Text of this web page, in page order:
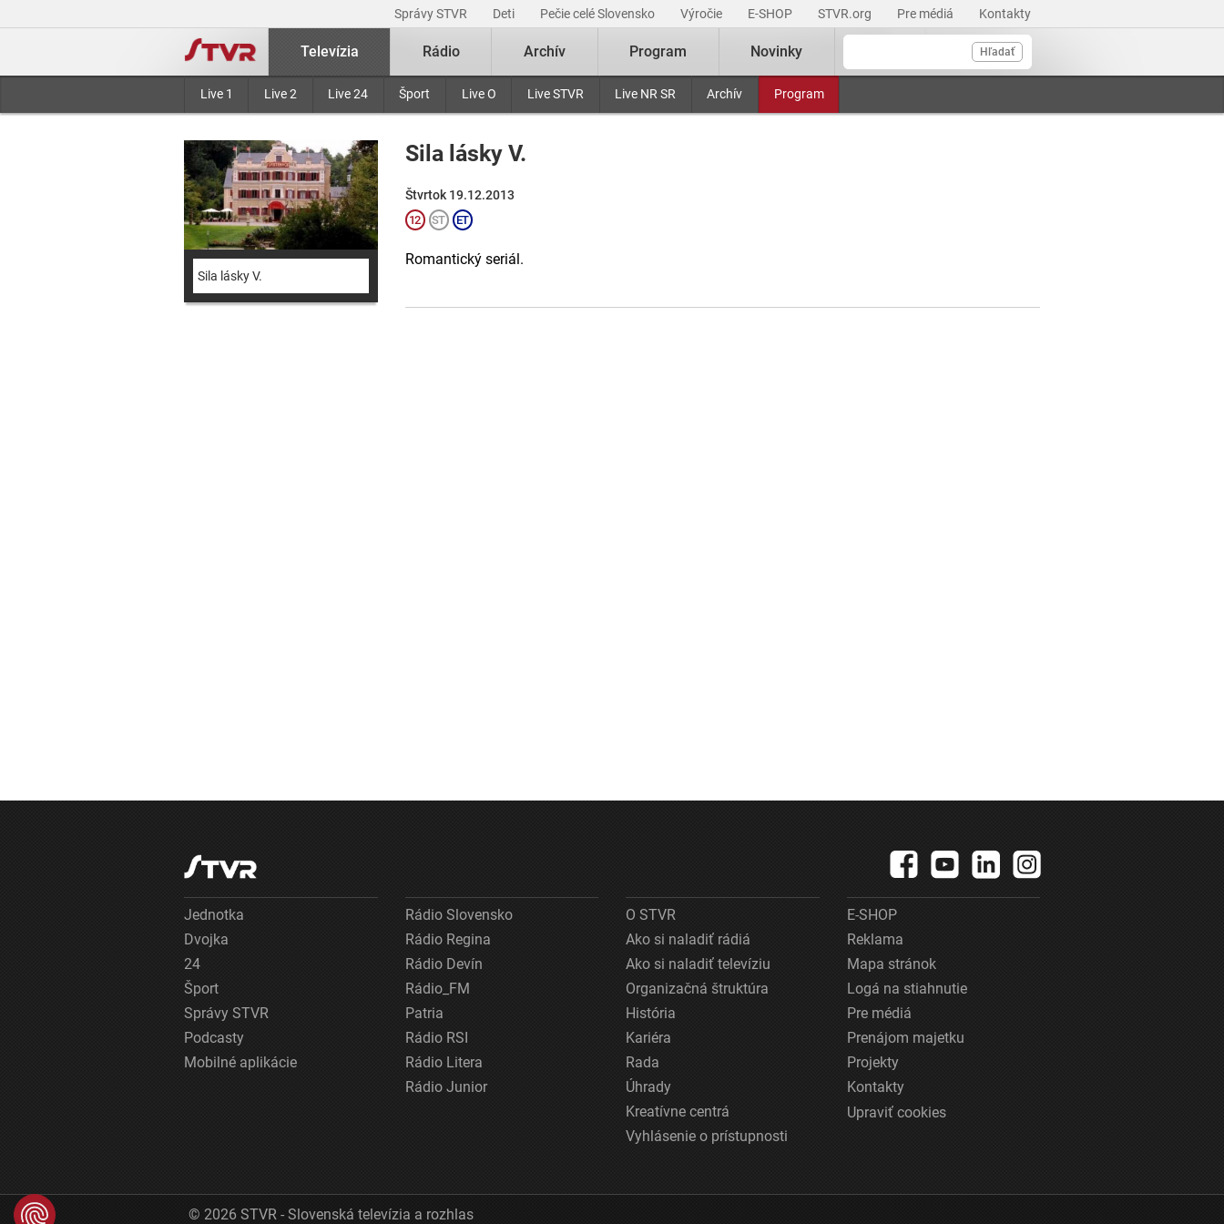
Správy STVR Deti Pečie celé Slovensko Výročie E-SHOP STVR.org Pre médiá Kontakty
Hľadať
Televízia
Live 1 Live 2 Live 24 Šport Live O Live STVR Live NR SR Archív Program
Rádio Archív Program Novinky
Sila lásky V.
Sila lásky V.
Štvrtok 19.12.2013
Romantický seriál.
Jednotka
Dvojka
24
Šport
Správy STVR
Podcasty
Mobilné aplikácie
Rádio Slovensko
Rádio Regina
Rádio Devín
Rádio_FM
Patria
Rádio RSI
Rádio Litera
Rádio Junior
O STVR
Ako si naladiť rádiá
Ako si naladiť televíziu
Organizačná štruktúra
História
Kariéra
Rada
Úhrady
Kreatívne centrá
Vyhlásenie o prístupnosti
E-SHOP
Reklama
Mapa stránok
Logá na stiahnutie
Pre médiá
Prenájom majetku
Projekty
Kontakty
Upraviť cookies
© 2026 STVR - Slovenská televízia a rozhlas